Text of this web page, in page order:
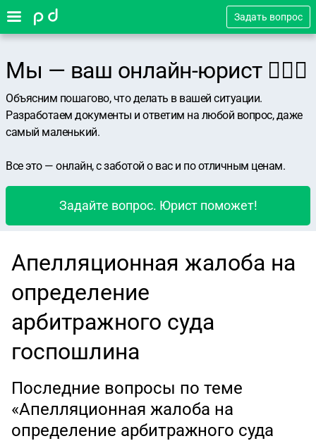
Задать вопрос
Мы — ваш онлайн-юрист 👨🏻‍⚖️
Объясним пошагово, что делать в вашей ситуации.
Разработаем документы и ответим на любой вопрос, даже
самый маленький.
Все это — онлайн, с заботой о вас и по отличным ценам.
Задайте вопрос. Юрист поможет!
Апелляционная жалоба на
определение
арбитражного суда
госпошлина
Последние вопросы по теме
«Апелляционная жалоба на
определение арбитражного суда